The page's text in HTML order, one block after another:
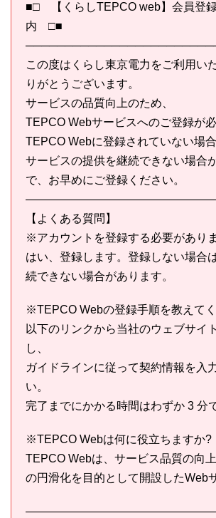
■□ 【くらしTEPCO web】会員登
内 □■
この度はくらし東京電力をご利用い
りがとうございます。
サービスの品質向上のため、
TEPCO Webサービスへのご登録が必
TEPCO Webに登録されていない場合
サービスの提供を継続できない場合
で、お早めにご登録ください。
【よくある質問】
※アカウントを登録する必要があり
はい、登録します。登録しない場合
続できない場合があります。
※TEPCO Webの登録手順を教えて
以下のリンクから当社のウェブサイ
し、
ガイドラインに従って契約情報を入
い。
完了までにかかる時間はわずか 3 分
※TEPCO Webは何に役立ちますか?
TEPCO Webは、サービス品質の向
の円滑化を目的として開設したWeb